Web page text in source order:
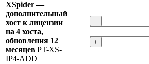
XSpider —
дополнительный
хост к лицензии
на 4 хоста,
обновления 12
месяцев PT-XS-
IP4-ADD
−
+